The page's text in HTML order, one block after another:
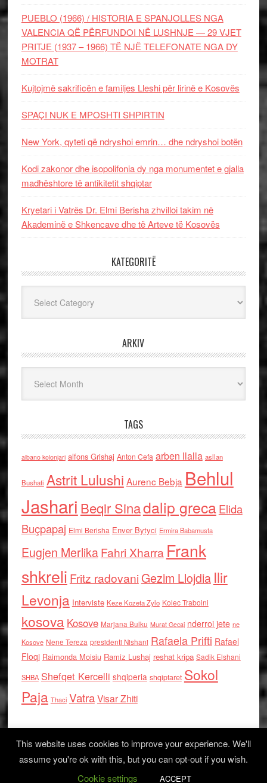
PUEBLO (1966) / HISTORIA E SPANJOLLES NGA
VALENCIA QË PËRFUNDOI NË LUSHNJE — 29 VJET
PRITJE (1937 – 1966) TË NJË TELEFONATE NGA DY
MOTRAT
Kujtojmë sakrificën e familjes Lleshi për lirinë e Kosovës
SPAÇI NUK E MPOSHTI SHPIRTIN
New York, qyteti që ndryshoi emrin… dhe ndryshoi botën
Kodi zakonor dhe isopolifonia dy nga monumentet e gjalla
madhështore të antikitetit shqiptar
Kryetari i Vatrës Dr. Elmi Berisha zhvilloi takim në
Akademinë e Shkencave dhe të Arteve të Kosovës
KATEGORITË
ARKIV
TAGS
albano kolonjari alfons Grishaj Anton Cefa arben llalla asllan
Bushati Astrit Lulushi Aurenc Bebja Behlul
Jashari Beqir Sinadalip grecaElida
Buçpapaj Elmi Berisha Enver Bytyci Ermira Babamusta
Eugjen MerlikaFahri Xharra Frank
shkreli Fritz radovaniGezim Llojdia Ilir
Levonja Interviste Keze Kozeta Zylo Kolec Traboini
kosova Kosove Marjana Bulku Murat Gecaj nderroi jete ne
Kosove Nene Tereza presidenti Nishani Rafaela Prifti Rafael
Floqi Raimonda Moisiu Ramiz Lushaj reshat kripa Sadik Elshani
SHBA Shefqet Kercelli shqiperia shqiptaret Sokol
Paja Thaci VatraVisar Zhiti
Log in
This website uses cookies to improve your experience. We'll
assume you're ok with this, but you can opt-out if you wish.
Cookie settings
ACCEPT